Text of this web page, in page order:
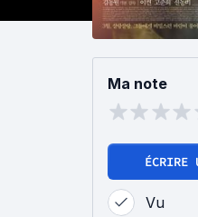
Ma note
ÉCRIRE
Vu